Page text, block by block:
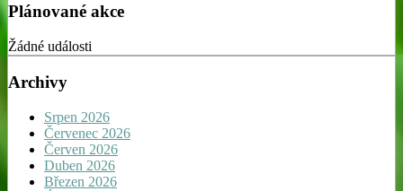
Plánované akce
Žádné události
Archivy
Srpen 2026
Červenec 2026
Červen 2026
Duben 2026
Březen 2026